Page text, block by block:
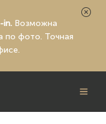
in. Возможна
по фото. Точная